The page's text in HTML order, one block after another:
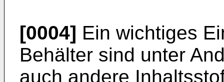
[0004] Ein wichtiges
Behälter sind unter
auch andere